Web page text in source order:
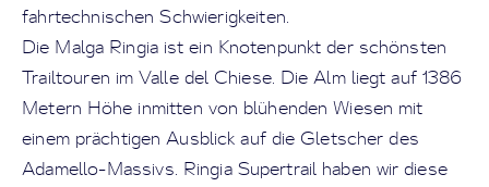
fahrtechnischen Schwierigkeiten.
Die Malga Ringia ist ein Knotenpunkt der schönsten
Trailtouren im Valle del Chiese. Die Alm liegt auf 1386
Metern Höhe inmitten von blühenden Wiesen mit
einem prächtigen Ausblick auf die Gletscher des
Adamello-Massivs. Ringia Supertrail haben wir diese